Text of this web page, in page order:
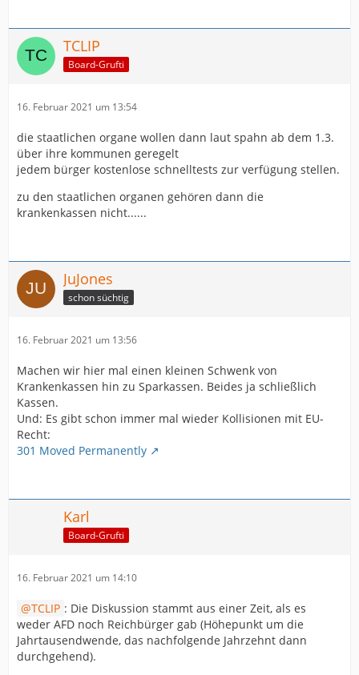
TCLIP
Board-Grufti
16. Februar 2021 um 13:54
die staatlichen organe wollen dann laut spahn ab dem 1.3.
über ihre kommunen geregelt
jedem bürger kostenlose schnelltests zur verfügung stellen.
zu den staatlichen organen gehören dann die
krankenkassen nicht......
JuJones
schon süchtig
16. Februar 2021 um 13:56
Machen wir hier mal einen kleinen Schwenk von
Krankenkassen hin zu Sparkassen. Beides ja schließlich
Kassen.
Und: Es gibt schon immer mal wieder Kollisionen mit EU-
Recht:
301 Moved Permanently
Karl
Board-Grufti
16. Februar 2021 um 14:10
TCLIP : Die Diskussion stammt aus einer Zeit, als es
weder AFD noch Reichbürger gab (Höhepunkt um die
Jahrtausendwende, das nachfolgende Jahrzehnt dann
durchgehend).